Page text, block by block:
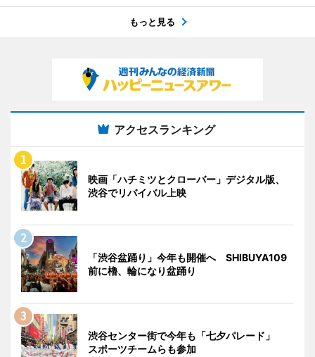
もっと見る
アクセスランキング
映画「ハチミツとクローバー」デジタル版、
渋谷でリバイバル上映
「渋谷盆踊り」今年も開催へ SHIBUYA109
前に櫓、輪になり盆踊り
渋谷センター街で今年も「七夕パレード」
スポーツチームらも参加